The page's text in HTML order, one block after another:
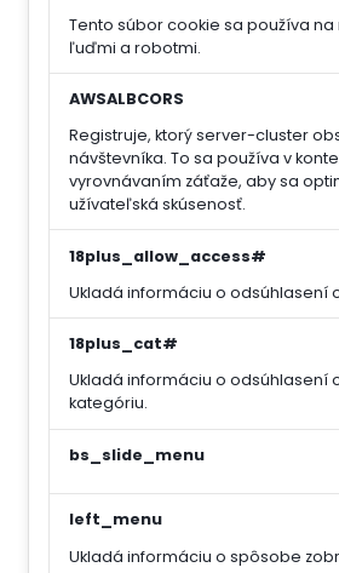
Tento súbor cookie sa používa
ľuďmi a robotmi.
AWSALBCORS
Registruje, ktorý server-cluster
návštevníka. To sa používa v
vyrovnávaním záťaže, aby sa
užívateľská skúsenosť.
18plus_allow_access#
Ukladá informáciu o odsúhlasení
18plus_cat#
Ukladá informáciu o odsúhlasení
kategóriu.
bs_slide_menu
left_menu
Ukladá informáciu o spôsobe